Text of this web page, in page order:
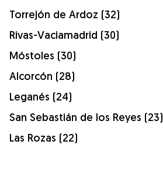
Torrejón de Ardoz (32)
Rivas-Vaciamadrid (30)
Móstoles (30)
Alcorcón (28)
Leganés (24)
San Sebastián de los Reyes (23)
Las Rozas (22)